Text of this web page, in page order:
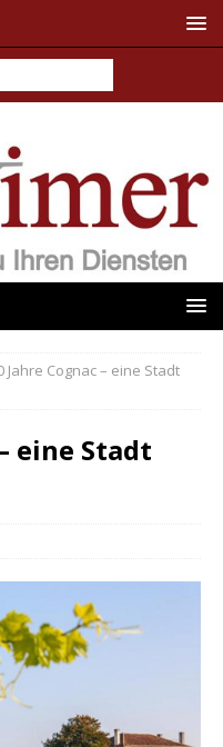
Jahre Cognac – eine Stadt
eine Stadt